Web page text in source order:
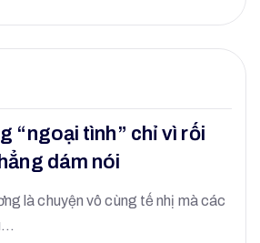
“ngoại tình” chỉ vì rối
dám nói
là chuyện vô cùng tế nhị mà các